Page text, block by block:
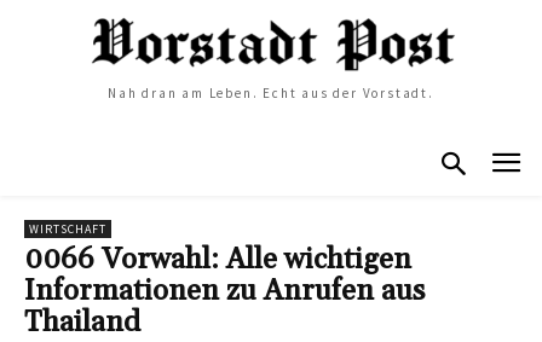
Nah dran am Leben. Echt aus der Vorstadt.
WIRTSCHAFT
0066 Vorwahl: Alle wichtigen
Informationen zu Anrufen aus
Thailand